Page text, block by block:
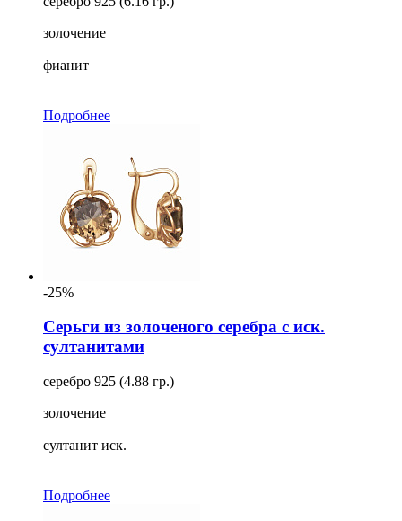
золочение
фианит
Подробнее
-25%
Серьги из золоченого серебра с иск.
султанитами
серебро 925 (4.88 гр.)
золочение
султанит иск.
Подробнее